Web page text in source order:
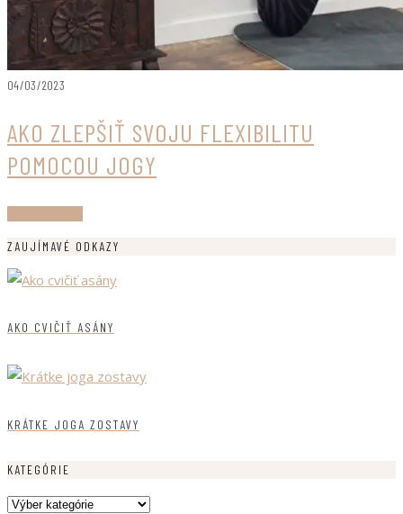
04/03/2023
AKO ZLEPŠIŤ SVOJU FLEXIBILITU
POMOCOU JOGY
ZAUJÍMAVÉ ODKAZY
AKO CVIČIŤ ASÁNY
KRÁTKE JOGA ZOSTAVY
KATEGÓRIE
Kategórie